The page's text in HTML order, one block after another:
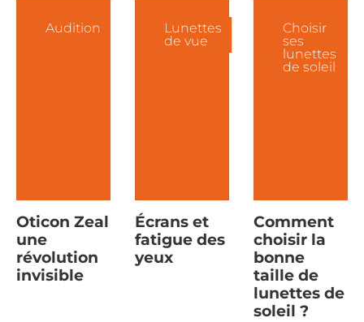
Audition
Oticon Zeal
une
révolution
invisible
Lunettes
de vue
Écrans et
fatigue des
yeux
Choisir
ses
lunettes
de soleil
Comment
choisir la
bonne
taille de
lunettes de
soleil ?